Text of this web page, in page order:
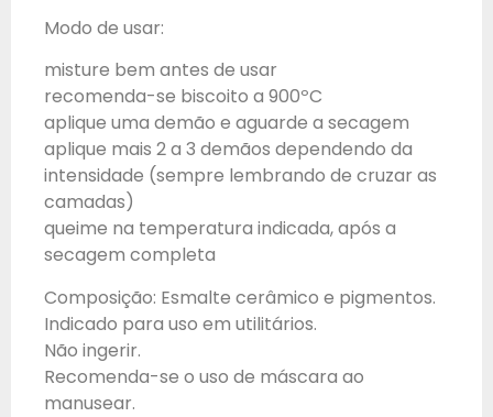
Modo de usar:
misture bem antes de usar
recomenda-se biscoito a 900ºC
aplique uma demão e aguarde a secagem
aplique mais 2 a 3 demãos dependendo da
intensidade (sempre lembrando de cruzar as
camadas)
queime na temperatura indicada, após a
secagem completa
Composição: Esmalte cerâmico e pigmentos.
Indicado para uso em utilitários.
Não ingerir.
Recomenda-se o uso de máscara ao
manusear.